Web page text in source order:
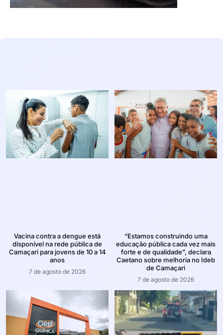
Vacina contra a dengue está
disponível na rede pública de
Camaçari para jovens de 10 a 14
anos
7 de agosto de 2026
“Estamos construindo uma
educação pública cada vez mais
forte e de qualidade”, declara
Caetano sobre melhoria no Ideb
de Camaçari
7 de agosto de 2026